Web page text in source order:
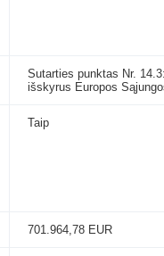
Sutarties punktas Nr.
išskyrus Europos
Taip
701.964,78 EUR